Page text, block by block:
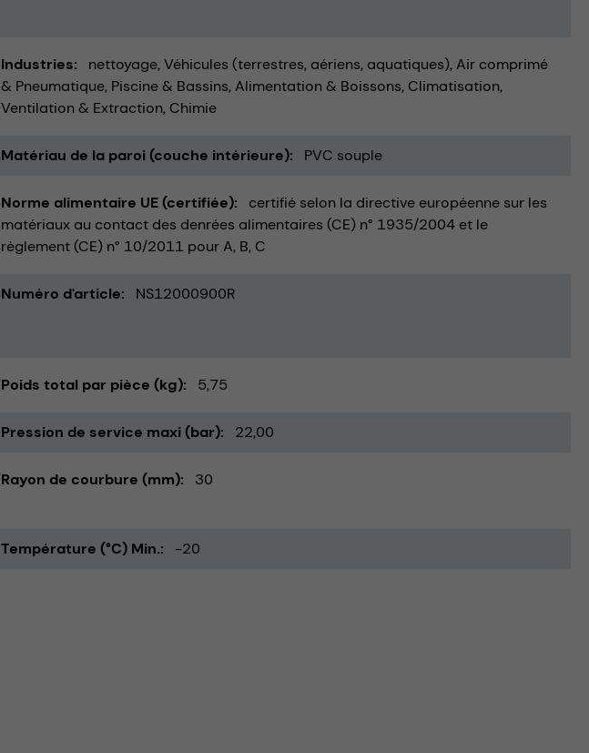
Industries nettoyage Véhicules (terrestres, aériens, aquatiques) Air comprimé
& Pneumatique Piscine & Bassins Alimentation & Boissons Climatisation,
Ventilation & Extraction Chimie
Matériau de la paroi (couche intérieure) PVC souple
Norme alimentaire UE (certifiée)
certifié selon la directive européenne sur les
matériaux au contact des denrées alimentaires (CE) n° 1935/2004 et le
règlement (CE) n° 10/2011 pour A, B, C
Numéro d'article NS12000900R
Poids total par pièce (kg) 5,75
Pression de service maxi (bar) 22,00
Rayon de courbure (mm) 30
Température (°C) Min. -20